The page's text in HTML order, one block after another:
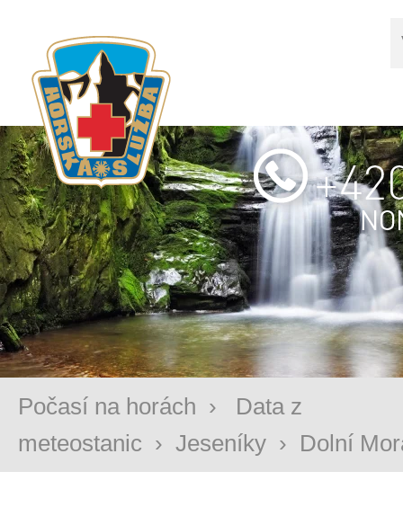
Počasí na horách ›
Data z
meteostanic › Jeseníky › Dolní